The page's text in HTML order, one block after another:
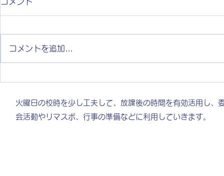
学校日記の記事についてのお
知らせ
コメントを追加…
火曜日の校時を少し工夫して、放課後の時間を有効活用し、
会活動やリマスポ、行事の準備などに利用していきます。